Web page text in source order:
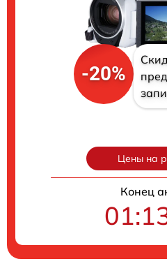
-20%
Цены на
Конец